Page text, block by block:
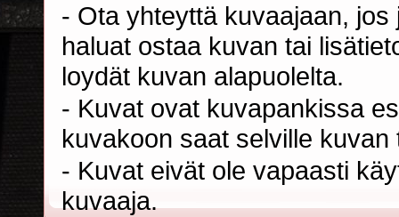
- Ota yhteyttä kuvaajaan,
haluat ostaa kuvan tai
loydät kuvan alapuolelta.
- Kuvat ovat kuvapankissa
kuvakoon saat selville
- Kuvat eivät ole vapaasti
kuvaaja.